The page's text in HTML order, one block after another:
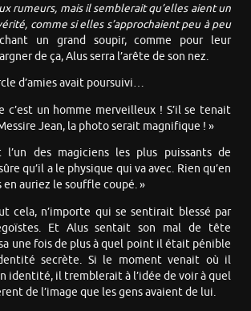
rumeurs, mais il semblerait qu’elles aient un
comme si elles s’approchaient peu à peu
un grand soupir, comme pour leur
de ça, Alus serra l’arête de son nez.
d’amies avait poursuivi…
c’est un homme merveilleux ! S’il se tenait
Jean, la photo serait magnifique ! »
l’un des magiciens les plus puissants de
qu’il a le physique qui va avec. Rien qu’en
en auriez le souffle coupé. »
cela, n’importe qui se sentirait blessé par
Et Alus sentait son mal de tête
une fois de plus à quel point il était pénible
secrète. Si le moment venait où il
identité, il tremblerait à l’idée de voir à quel
de l’image que les gens avaient de lui.